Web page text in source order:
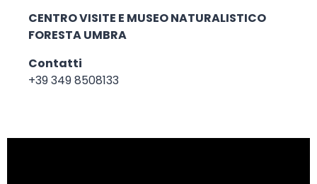
CENTRO VISITE E MUSEO NATURALISTICO
FORESTA UMBRA
Contatti
+39 349 8508133